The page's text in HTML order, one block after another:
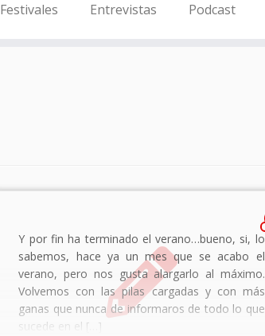
Festivales Entrevistas Podcast
Y por fin ha terminado el verano…bueno, si, lo
sabemos, hace ya un mes que se acabo el
verano, pero nos gusta alargarlo al máximo.
Volvemos con las pilas cargadas y con más
ganas que nunca de informaros de todo lo que
sucede en el […]